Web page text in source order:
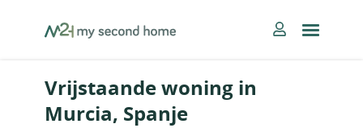
MySecondHome
Vrijstaande woning in
Murcia, Spanje